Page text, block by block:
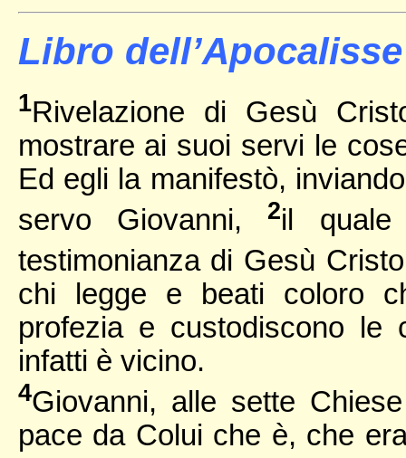
Libro
1Rivelazione di Gesù
mostrare ai suoi servi le
Ed egli la manifestò,
servo Giovanni,
2il
testimonianza di Gesù
chi legge e beati coloro
profezia e custodiscono
infatti è vicino.
4Giovanni, alle sette
pace da Colui che è, che